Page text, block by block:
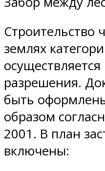
Строительство
землях
разрешения.
быть
образом
2001. В план
включены: